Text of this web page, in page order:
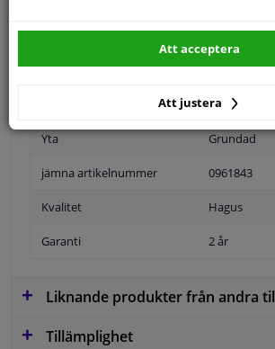
Höger
Yta Grundad
jämna artikelnummer 0961843
Kvalitet Hagus
Garanti 2 år
Liknande produkter från andra
Tillämplighet
Att justera
Att acceptera